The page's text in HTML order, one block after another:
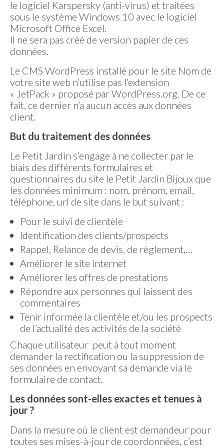
le logiciel Karspersky (anti-virus) et traitées
sous le système Windows 10 avec le logiciel
Microsoft Office Excel.
Il ne sera pas créé de version papier de ces
données.
Le CMS WordPress installé pour le site Nom de
votre site web n’utilise pas l’extension
« JetPack » proposé par WordPress.org. De ce
fait, ce dernier n’a aucun accès aux données
client.
But du traitement des données
Le Petit Jardin s’engage à ne collecter par le
biais des différents formulaires et
questionnaires du site le Petit Jardin Bijoux que
les données minimum : nom, prénom, email,
téléphone, url de site dans le but suivant :
Pour le suivi de clientèle
Identification des clients/prospects
Rappel, Relance de devis, de règlement,…
Améliorer le site internet
Améliorer les offres de prestations
Répondre aux personnes qui laissent des
commentaires
Tenir informée la clientèle et/ou les prospects
de l’actualité des activités de la société
Chaque utilisateur peut à tout moment
demander la rectification ou la suppression de
ses données en envoyant sa demande via le
formulaire de contact.
Les données sont-elles exactes et tenues à
jour ?
Dans la mesure où le client est demandeur pour
toutes ses mises-à-jour de coordonnées, c’est